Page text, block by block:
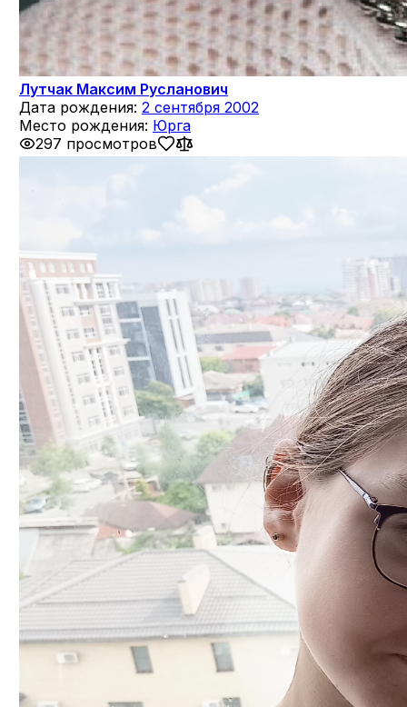
Лутчак Максим Русланович
Дата рождения: 2 сентября 2002
Место рождения: Юрга
297 просмотров